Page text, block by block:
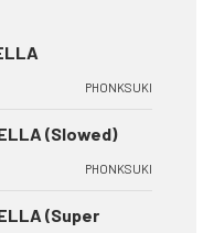
PHONKSUKI
(Slowed)
PHONKSUKI
(Super